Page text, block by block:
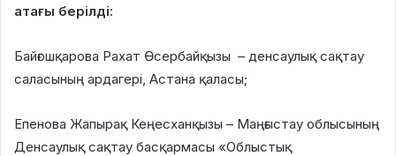
атағы берілді:
Байғошқарова Рахат Өсербайқызы – денсаулық сақтау
саласының ардагері, Астана қаласы;
Епенова Жапырақ Кеңесханқызы – Маңғыстау облысының
Денсаулық сақтау басқармасы «Облыстық